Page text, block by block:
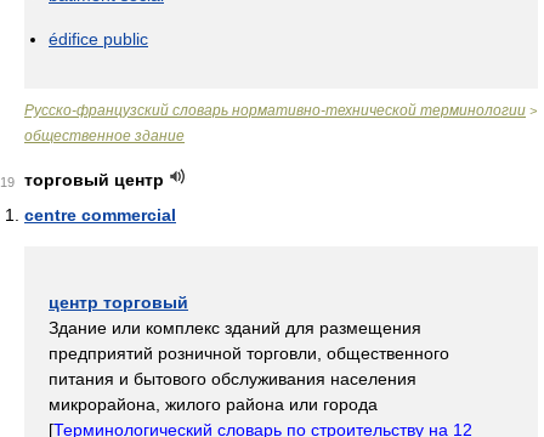
édifice public
Русско-французский словарь нормативно-технической терминологии >
общественное здание
19
торговый центр
centre commercial
центр торговый
Здание или комплекс зданий для размещения
предприятий розничной торговли, общественного
питания и бытового обслуживания населения
микрорайона, жилого района или города
[Терминологический словарь по строительству на 12